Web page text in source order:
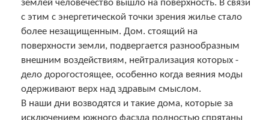
землей человечество вышло на поверхность. В связи
с этим с энергетической точки зрения жилье стало
более незащищенным. Дом. стоящий на
поверхности земли, подвергается разнообразным
внешним воздействиям, нейтрализация которых -
дело дорогостоящее, особенно когда веяния моды
одерживают верх над здравым смыслом.
В наши дни возводятся и такие дома, которые за
исключением южного фасзда полностью спрятаны